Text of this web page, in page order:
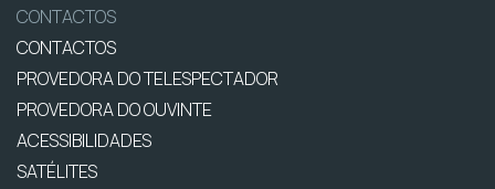
CONTACTOS
CONTACTOS
PROVEDORA DO TELESPECTADOR
PROVEDORA DO OUVINTE
ACESSIBILIDADES
SATÉLITES